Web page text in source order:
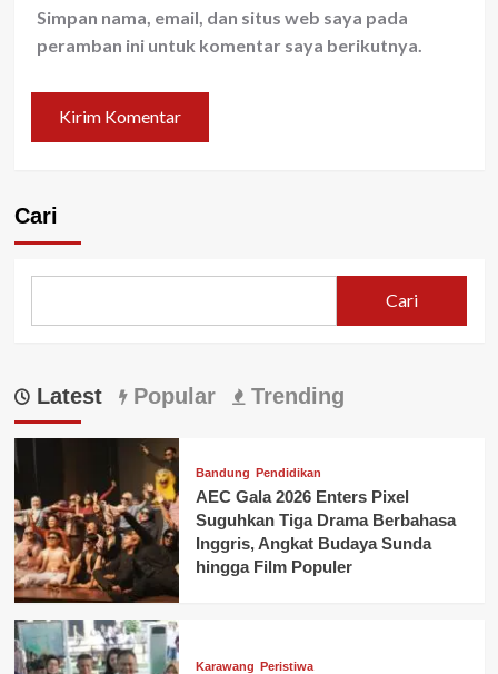
Simpan nama, email, dan situs web saya pada
peramban ini untuk komentar saya berikutnya.
Cari
Cari
Latest Popular Trending
Bandung Pendidikan
AEC Gala 2026 Enters Pixel
Suguhkan Tiga Drama Berbahasa
Inggris, Angkat Budaya Sunda
hingga Film Populer
Karawang Peristiwa